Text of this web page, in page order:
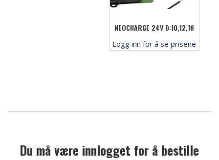
NEOCHARGE 24V D:10,12,16
Logg inn for å se prisene
Du må være innlogget for å bestille